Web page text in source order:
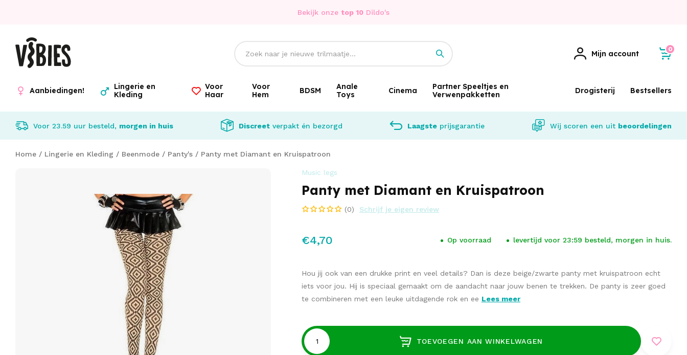
Bekijk onze top 10 Dildo's
Mijn account 0
Aanbiedingen!
Lingerie en
Kleding
Voor
Haar
Voor
Hem
BDSM
Anale
Toys
Cinema
Partner Speeltjes en
Verwenpakketten
Drogisterij Bestsellers
Voor 23.59 uur besteld, morgen in huis Discreetverpakt én bezorgd Laagste prijsgarantie Wij scoren een uit beoordelingen
Home / Lingerie en Kleding / Beenmode / Panty's / Panty met Diamant en Kruispatroon
Music legs
Panty met Diamant en Kruispatroon
(0) Schrijf je eigen review
€4,70 Op voorraad levertijd voor 23:59 besteld, morgen in huis.
Hou jij ook van een drukke print en veel details? Dan is deze beige/zwarte panty met kruispatroon echt
iets voor jou. Hij is speciaal gemaakt om de aandacht naar jouw benen te trekken. De panty is zeer goed
te combineren met een leuke uitdagende rok en ee Lees meer
TOEVOEGEN AAN WINKELWAGEN